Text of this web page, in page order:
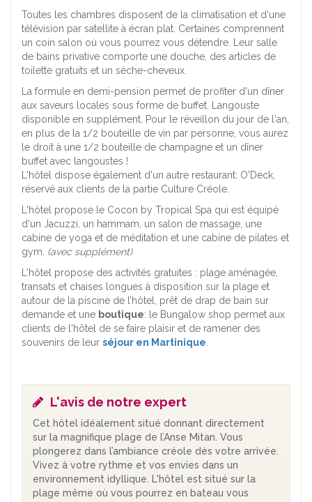
Toutes les chambres disposent de la climatisation et d'une
télévision par satellite à écran plat. Certaines comprennent
un coin salon où vous pourrez vous détendre. Leur salle
de bains privative comporte une douche, des articles de
toilette gratuits et un sèche-cheveux.
La formule en demi-pension permet de profiter d'un dîner
aux saveurs locales sous forme de buffet. Langouste
disponible en supplément. Pour le réveillon du jour de l'an,
en plus de la 1/2 bouteille de vin par personne, vous aurez
le droit à une 1/2 bouteille de champagne et un dîner
buffet avec langoustes !
L'hôtel dispose également d'un autre restaurant: O'Deck,
réservé aux clients de la partie Culture Créole.
L'hôtel propose le Cocon by Tropical Spa qui est équipé
d'un Jacuzzi, un hammam, un salon de massage, une
cabine de yoga et de méditation et une cabine de pilates et
gym. (avec supplément)
L'hôtel propose des activités gratuites : plage aménagée,
transats et chaises longues à disposition sur la plage et
autour de la piscine de l’hôtel, prêt de drap de bain sur
demande et une boutique: le Bungalow shop permet aux
clients de l'hôtel de se faire plaisir et de ramener des
souvenirs de leur séjour en Martinique.
L'avis de notre expert
Cet hôtel idéalement situé donnant directement
sur la magnifique plage de l’Anse Mitan. Vous
plongerez dans l’ambiance créole dès votre arrivée.
Vivez à votre rythme et vos envies dans un
environnement idyllique. L'hôtel est situé sur la
plage même où vous pourrez en bateau vous